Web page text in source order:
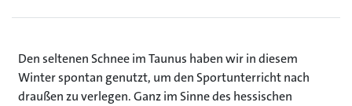
Den seltenen Schnee im Taunus haben wir in diesem
Winter spontan genutzt, um den Sportunterricht nach
draußen zu verlegen. Ganz im Sinne des hessischen